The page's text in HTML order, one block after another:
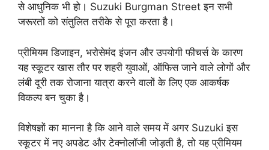
से आधुनिक भी हो। Suzuki Burgman Street इन सभी
जरूरतों को संतुलित तरीके से पूरा करता है।
प्रीमियम डिजाइन, भरोसेमंद इंजन और उपयोगी फीचर्स के कारण
यह स्कूटर खास तौर पर शहरी युवाओं, ऑफिस जाने वाले लोगों और
लंबी दूरी तक रोजाना यात्रा करने वालों के लिए एक आकर्षक
विकल्प बन चुका है।
विशेषज्ञों का मानना है कि आने वाले समय में अगर Suzuki इस
स्कूटर में नए अपडेट और टेक्नोलॉजी जोड़ती है, तो यह प्रीमियम